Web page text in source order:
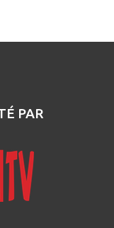
PAR